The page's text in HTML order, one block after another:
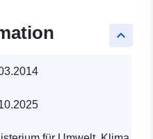
keyboard_arrow_up